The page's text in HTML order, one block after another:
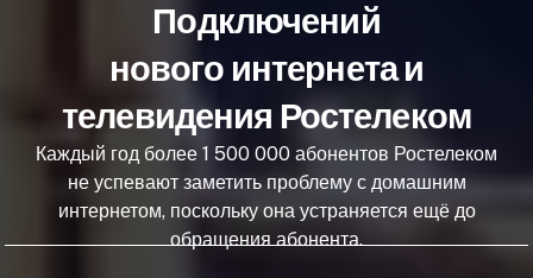
Подключений
нового интернета и
телевидения Ростелеком
Каждый год более 1 500 000 абонентов Ростелеком
не успевают заметить проблему с домашним
интернетом, поскольку она устраняется ещё до
обращения абонента.